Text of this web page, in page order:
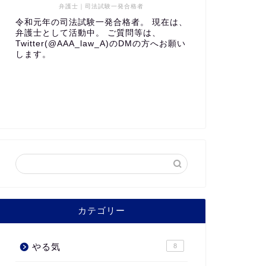
弁護士｜司法試験一発合格者
令和元年の司法試験一発合格者。 現在は、
弁護士として活動中。 ご質問等は、
Twitter(@AAA_law_A)のDMの方へお願い
します。
カテゴリー
やる気 8